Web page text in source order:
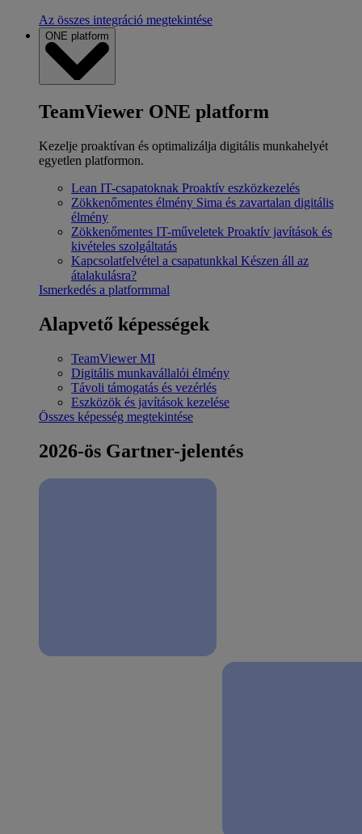
Az összes integráció megtekintése
ONE platform
TeamViewer ONE platform
Kezelje proaktívan és optimalizálja digitális munkahelyét
egyetlen platformon.
Lean IT-csapatoknak Proaktív eszközkezelés
Zökkenőmentes élmény Sima és zavartalan digitális
élmény
Zökkenőmentes IT-műveletek Proaktív javítások és
kivételes szolgáltatás
Kapcsolatfelvétel a csapatunkkal Készen áll az
átalakulásra?
Ismerkedés a platformmal
Alapvető képességek
TeamViewer MI
Digitális munkavállalói élmény
Távoli támogatás és vezérlés
Eszközök és javítások kezelése
Összes képesség megtekintése
2026-ös Gartner-jelentés